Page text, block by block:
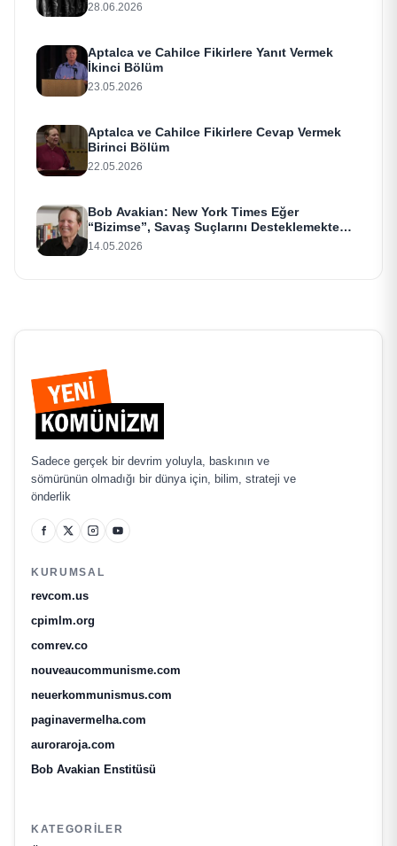
28.06.2026
Aptalca ve Cahilce Fikirlere Yanıt Vermek
İkinci Bölüm
23.05.2026
Aptalca ve Cahilce Fikirlere Cevap Vermek
Birinci Bölüm
22.05.2026
Bob Avakian: New York Times Eğer
“Bizimse”, Savaş Suçlarını Desteklemekte
Israr Ediyor
14.05.2026
Sadece gerçek bir devrim yoluyla, baskının ve
sömürünün olmadığı bir dünya için, bilim, strateji ve
önderlik
KURUMSAL
revcom.us
cpimlm.org
comrev.co
nouveaucommunisme.com
neuerkommunismus.com
paginavermelha.com
auroraroja.com
Bob Avakian Enstitüsü
KATEGORILER